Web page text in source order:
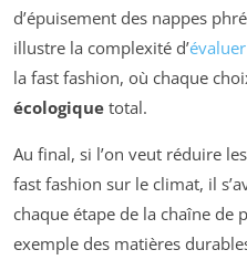
d’épuisement des nappes
illustre la complexité d’évaluer
la fast fashion, où chaque
écologique total.
Au final, si l’on veut réduire
fast fashion sur le climat, il
chaque étape de la chaîne
exemple des matières